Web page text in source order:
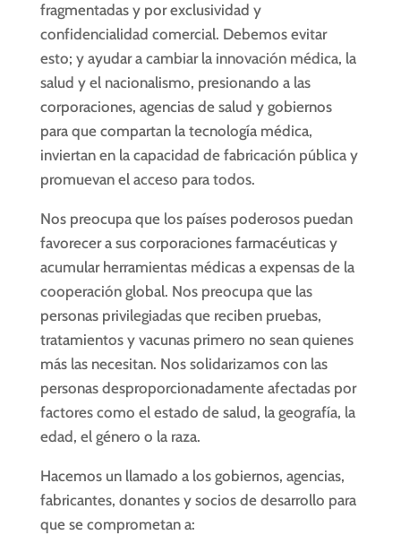
fragmentadas y por exclusividad y
confidencialidad comercial. Debemos evitar
esto; y ayudar a cambiar la innovación médica, la
salud y el nacionalismo, presionando a las
corporaciones, agencias de salud y gobiernos
para que compartan la tecnología médica,
inviertan en la capacidad de fabricación pública y
promuevan el acceso para todos.
Nos preocupa que los países poderosos puedan
favorecer a sus corporaciones farmacéuticas y
acumular herramientas médicas a expensas de la
cooperación global. Nos preocupa que las
personas privilegiadas que reciben pruebas,
tratamientos y vacunas primero no sean quienes
más las necesitan. Nos solidarizamos con las
personas desproporcionadamente afectadas por
factores como el estado de salud, la geografía, la
edad, el género o la raza.
Hacemos un llamado a los gobiernos, agencias,
fabricantes, donantes y socios de desarrollo para
que se comprometan a: